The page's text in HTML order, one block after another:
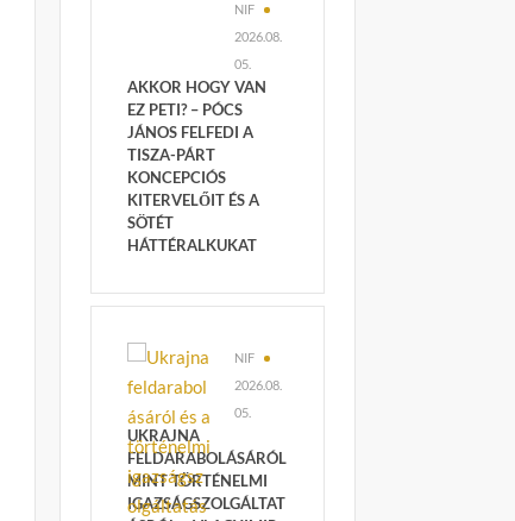
NIF
2026.08.
05.
AKKOR HOGY VAN
EZ PETI? – PÓCS
JÁNOS FELFEDI A
TISZA-PÁRT
KONCEPCIÓS
KITERVELŐIT ÉS A
SÖTÉT
HÁTTÉRALKUKAT
NIF
2026.08.
05.
UKRAJNA
FELDARABOLÁSÁRÓL
MINT TÖRTÉNELMI
IGAZSÁGSZOLGÁLTAT